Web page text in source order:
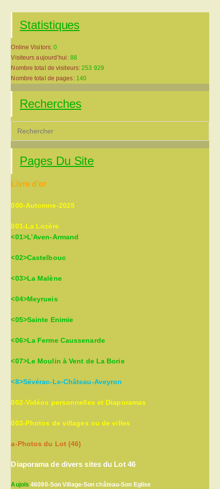
Statistiques
Online Visitors:0
Visiteurs aujourd’hui: 88
Nombre total de visiteurs:253 929
Nombre total de pages: 140
Recherches
Pages Du Site
Livre d’or
000-Automne-2025
001-La Lozère
<01>L’Aven-Armand
<02>Castelbouc
<03>La Malène
<04>Meyrueis
<05>Sainte Enimie
<06>La Ferme Caussenarde
<07>Le Moulin à Vent de La Borie
<8>Sévérac-Le-Château-Aveyron
002-Vidéos personnelles et Diaporamas
003-Photos de villages ou de villes
a-Photos du Lot (46)
Diaporama de divers sites du Lot 46
Aujols 46090-Son Village-Son château-Son Eglise